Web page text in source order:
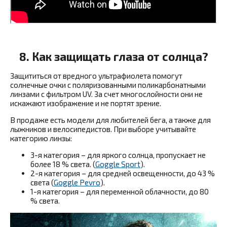
8. Как защищать глаза от солнца?
Защититься от вредного ультрафиолета помогут
солнечные очки с поляризованными поликарбонатными
линзами с фильтром UV. За счет многослойности они не
искажают изображение и не портят зрение.
В продаже есть модели для любителей бега, а также для
лыжников и велосипедистов. При выборе учитывайте
категорию линзы:
3-я категория – для яркого солнца, пропускает не
более 18 % света. (Goggle Sport).
2-я категория – для средней освещенности, до 43 %
света (Goggle Pevro).
1-я категория – для переменной облачности, до 80
% света.